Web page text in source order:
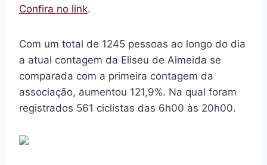
Confira no link.
Com um total de 1245 pessoas ao longo do dia
a atual contagem da Eliseu de Almeida se
comparada com a primeira contagem da
associação, aumentou 121,9%. Na qual foram
registrados 561 ciclistas das 6h00 às 20h00.